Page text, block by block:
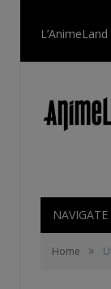
NAVIGATE
Home »